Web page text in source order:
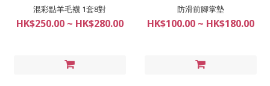
混彩點羊毛襪 1套8對
HK$250.00 ~ HK$280.00
防滑前腳掌墊
HK$100.00 ~ HK$180.00